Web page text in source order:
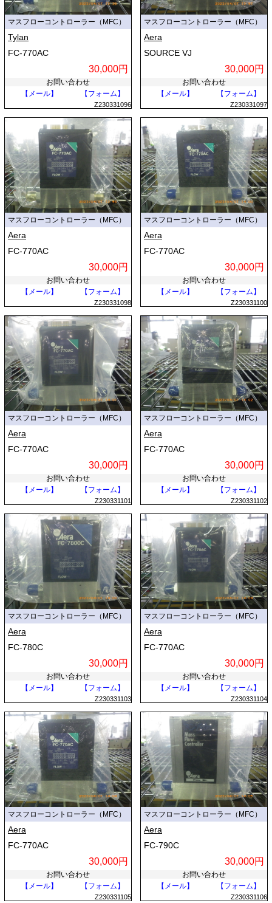
マスフローコントローラー（MFC）
Tylan
FC-770AC
30,000円
お問い合わせ
【メール】
【フォーム】
Z230331096
マスフローコントローラー（MFC）
Aera
SOURCE VJ
30,000円
お問い合わせ
【メール】
【フォーム】
Z230331097
マスフローコントローラー（MFC）
Aera
FC-770AC
30,000円
お問い合わせ
【メール】
【フォーム】
Z230331098
マスフローコントローラー（MFC）
Aera
FC-770AC
30,000円
お問い合わせ
【メール】
【フォーム】
Z230331100
マスフローコントローラー（MFC）
Aera
FC-770AC
30,000円
お問い合わせ
【メール】
【フォーム】
Z230331101
マスフローコントローラー（MFC）
Aera
FC-770AC
30,000円
お問い合わせ
【メール】
【フォーム】
Z230331102
マスフローコントローラー（MFC）
Aera
FC-780C
30,000円
お問い合わせ
【メール】
【フォーム】
Z230331103
マスフローコントローラー（MFC）
Aera
FC-770AC
30,000円
お問い合わせ
【メール】
【フォーム】
Z230331104
マスフローコントローラー（MFC）
Aera
FC-770AC
30,000円
お問い合わせ
【メール】
【フォーム】
Z230331105
マスフローコントローラー（MFC）
Aera
FC-790C
30,000円
お問い合わせ
【メール】
【フォーム】
Z230331106